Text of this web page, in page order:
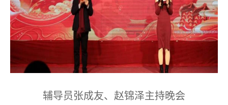
辅导员张成友、赵锦泽主持晚会